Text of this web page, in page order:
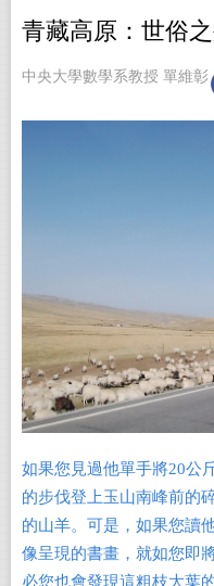
會員儲值方案
青藏高原：世俗
中央大學數學系教授 單維彰
如果您見過他單手將20公
的步伐登上玉山南峰前的
的山羊。可是，如果您讀
像呈現的書畫，就如您即
必您也會發現這粗枝大葉